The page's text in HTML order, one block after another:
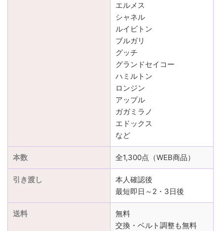
エルメス
シャネル
ルイビトン
ブルガリ
グッチ
グランドセイコー
ハミルトン
ロンジン
アップル
ガガミラノ
エドックス
など
本数 全1,300点（WEB商品）
引き渡し
本人確認後
最短即日～2・3日後
送料
無料
交換・ベルト調整も無料